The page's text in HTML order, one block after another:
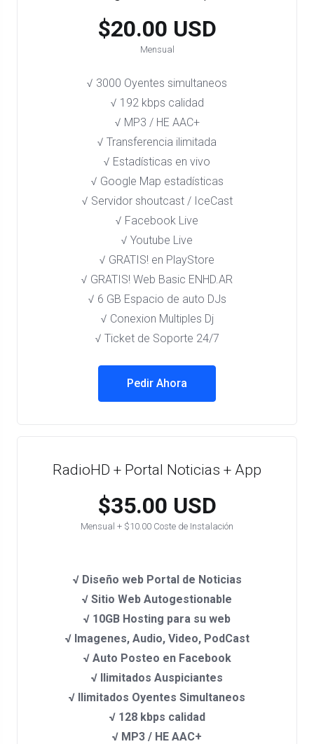
$20.00 USD
Mensual
√ 3000 Oyentes simultaneos
√ 192 kbps calidad
√ MP3 / HE AAC+
√ Transferencia ilimitada
√ Estadísticas en vivo
√ Google Map estadísticas
√ Servidor shoutcast / IceCast
√ Facebook Live
√ Youtube Live
√ GRATIS! en PlayStore​
√ GRATIS! Web Basic ENHD.AR
√ 6 GB Espacio de auto DJs
√ Conexion Multiples Dj
√ Ticket de Soporte 24/7
Pedir Ahora
RadioHD + Portal Noticias + App
$35.00 USD
Mensual + $10.00 Coste de Instalación
√ Diseño web Portal de Noticias
√ Sitio Web Autogestionable
√ 10GB Hosting para su web
√ Imagenes, Audio, Video, PodCast
√ Auto Posteo en Facebook
√ Ilimitados Auspiciantes
√ Ilimitados Oyentes Simultaneos
√ 128 kbps calidad
√ MP3 / HE AAC+